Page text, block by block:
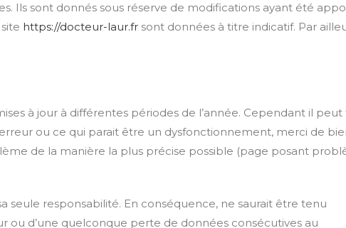
Ils sont donnés sous réserve de modifications ayant été
https://docteur-laur.fr sont données à titre indicatif. Par
à jour à différentes périodes de l’année. Cependant il
ou ce qui parait être un dysfonctionnement, merci de
de la manière la plus précise possible (page posant
seule responsabilité. En conséquence, ne saurait être tenu
ou d’une quelconque perte de données consécutives au